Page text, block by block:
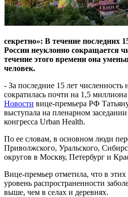
секретно»: В течение последних
России неуклонно сокращается
течение этого времени она
человек.
- За последние 15 лет численность
сократилась почти на 1,5
Новости вице-премьера РФ
выступала на пленарном
конгресса Urban Health.
По ее словам, в основном люди
Приволжского, Уральского,
округов в Москву, Петербург и
Вице-премьер отметила, что в
уровень распространенности
выше, чем в селах и деревнях.